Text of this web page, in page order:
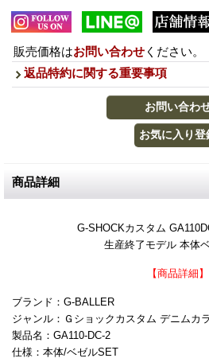
販売価格はお問い合わせ ください。
返品特約に関する重要事項
商品詳細
G-SHOCKカスタム
生産終了モデル 本体
【商品詳細】
ブランド：G-BALLER
ジャンル：Ｇショックカスタム デニムカ
製品名：GA110-DC-2
仕様：本体/ベゼルSET